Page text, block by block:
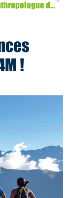
Y a-t-il un anthropologue dans la course?
!